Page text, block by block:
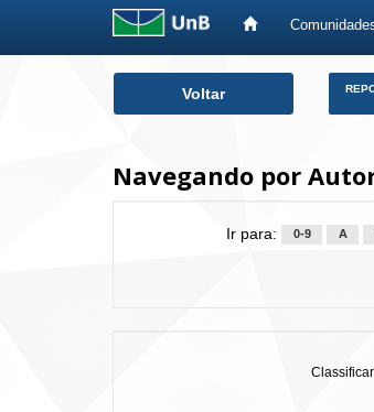
Voltar
Navegando por
Ir para: 0-9 A